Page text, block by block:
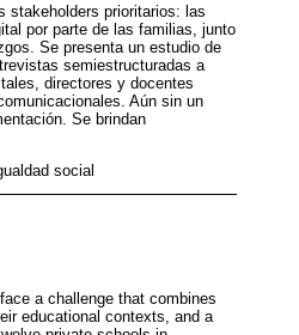
stakeholders prioritarios: las
por parte de las familias, junto
Se presenta un estudio de
semiestructuradas a
directores y docentes
Aún sin un
Se brindan
social
a challenge that combines
educational contexts, and a